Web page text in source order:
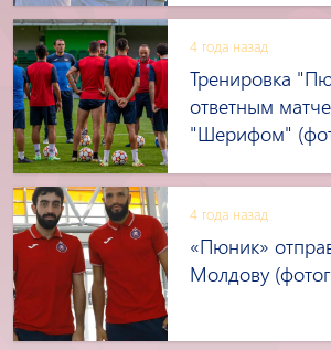
4 года назад
Тренировка
ответным
"Шерифом"
4 года назад
«Пюник»
Молдову